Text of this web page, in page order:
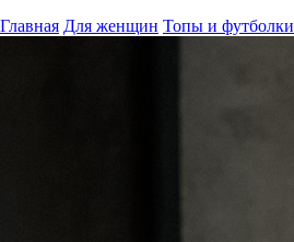
Главная Для женщин Топы и футболки